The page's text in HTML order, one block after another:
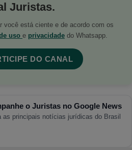
Juristas.
você está ciente e de acordo com os
uso e privacidade do Whatsapp.
DO CANAL
o Juristas no Google News
as principais notícias jurídicas do Brasil